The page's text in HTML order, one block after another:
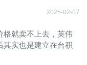
2025-02-07
格就卖不上去，英伟
实也是建立在台积